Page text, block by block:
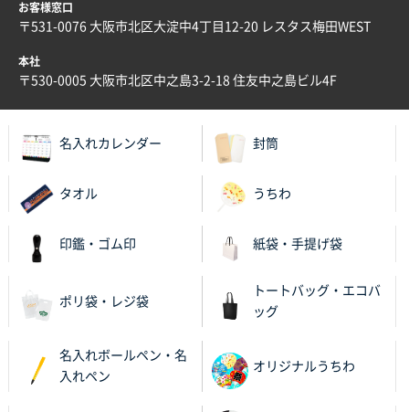
2025年11月28日 15:13
他部署のスタッフからの指示
兵庫県S社様
以前発注しているので、データが残っている点が良か
2025年11月25日 16:41
前回同様、安心できるから
uni ジェットストリーム 05
2025年11月21日 16:39
何度か注文していて、満足していたから
お客様窓口
〒531-0076 大阪市北区大淀中4丁目12-20 レスタス梅田WEST
本社
〒530-0005 大阪市北区中之島3-2-18 住友中之島ビル4F
名入れカレンダー 封筒
タオル うちわ
印鑑・ゴム印 紙袋・手提げ袋
ポリ袋・レジ袋
トートバッグ・エコバ
ッグ
名入れボールペン・名
入れペン
オリジナルうちわ